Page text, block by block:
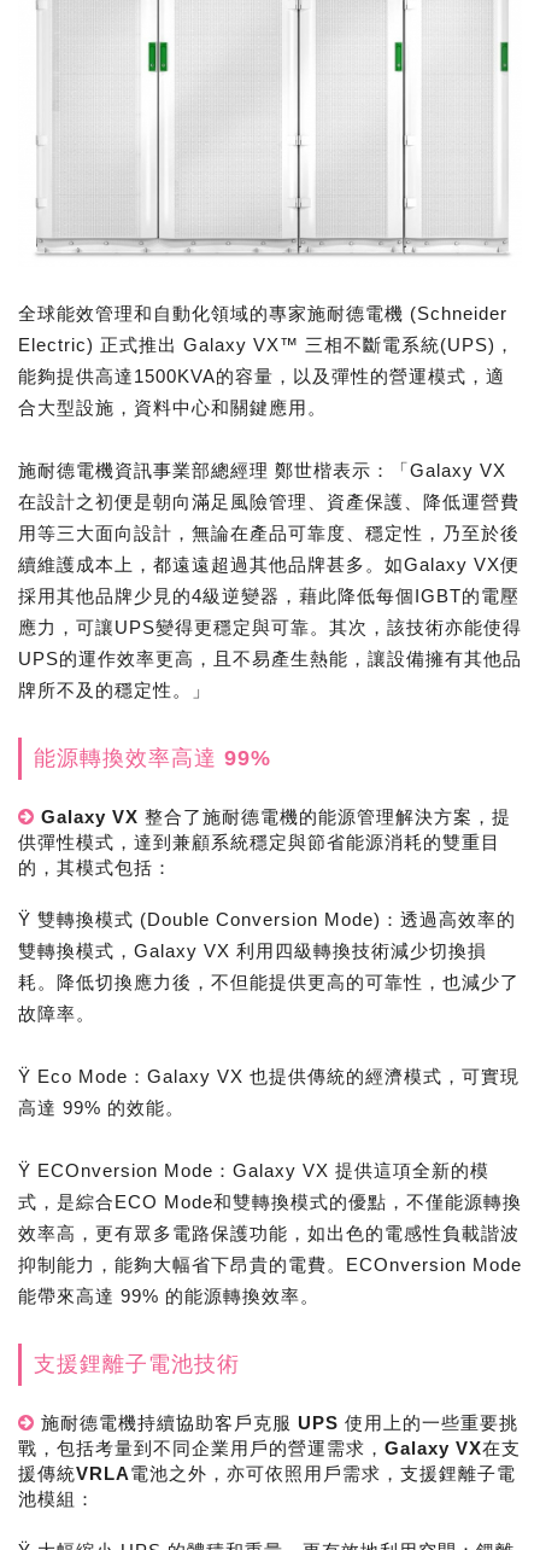
全球能效管理和自動化領域的專家施耐德電機 (Schneider
Electric) 正式推出 Galaxy VX™ 三相不斷電系統(UPS)，
能夠提供高達1500KVA的容量，以及彈性的營運模式，適
合大型設施，資料中心和關鍵應用。
施耐德電機資訊事業部總經理 鄭世楷表示：「Galaxy VX
在設計之初便是朝向滿足風險管理、資產保護、降低運營費
用等三大面向設計，無論在產品可靠度、穩定性，乃至於後
續維護成本上，都遠遠超過其他品牌甚多。如Galaxy VX便
採用其他品牌少見的4級逆變器，藉此降低每個IGBT的電壓
應力，可讓UPS變得更穩定與可靠。其次，該技術亦能使得
UPS的運作效率更高，且不易產生熱能，讓設備擁有其他品
牌所不及的穩定性。」
能源轉換效率高達 99%
Galaxy VX 整合了施耐德電機的能源管理解決方案，提
供彈性模式，達到兼顧系統穩定與節省能源消耗的雙重目
的，其模式包括：
Ÿ 雙轉換模式 (Double Conversion Mode)：透過高效率的
雙轉換模式，Galaxy VX 利用四級轉換技術減少切換損
耗。降低切換應力後，不但能提供更高的可靠性，也減少了
故障率。
Ÿ Eco Mode：Galaxy VX 也提供傳統的經濟模式，可實現
高達 99% 的效能。
Ÿ ECOnversion Mode：Galaxy VX 提供這項全新的模
式，是綜合ECO Mode和雙轉換模式的優點，不僅能源轉換
效率高，更有眾多電路保護功能，如出色的電感性負載諧波
抑制能力，能夠大幅省下昂貴的電費。ECOnversion Mode
能帶來高達 99% 的能源轉換效率。
支援鋰離子電池技術
施耐德電機持續協助客戶克服 UPS 使用上的一些重要挑
戰，包括考量到不同企業用戶的營運需求，Galaxy VX在支
援傳統VRLA電池之外，亦可依照用戶需求，支援鋰離子電
池模組：